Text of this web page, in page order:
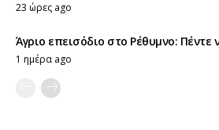
23 ώρες ago
Άγριο επεισόδιο στο Ρέθυμνο: Πέντε
1 ημέρα ago